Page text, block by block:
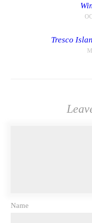
Tresco
Name